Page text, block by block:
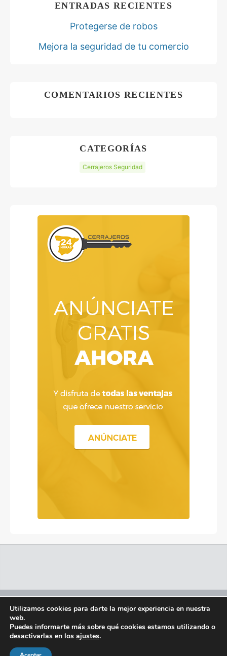
ENTRADAS RECIENTES
Protegerse de robos
Mejora la seguridad de tu comercio
COMENTARIOS RECIENTES
CATEGORÍAS
Cerrajeros Seguridad
Contacto
Política de Cookies
Utilizamos cookies para darte la mejor experiencia en nuestra
web.
Puedes informarte más sobre qué cookies estamos utilizando o
desactivarlas en los ajustes.